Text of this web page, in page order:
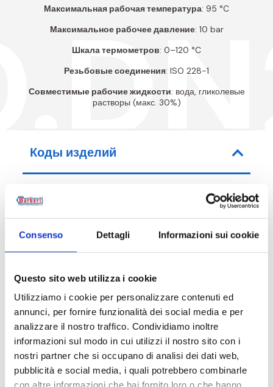
Consenso Dettagli Informazioni sui cookie
Questo sito web utilizza i cookie
Utilizziamo i cookie per personalizzare contenuti ed
annunci, per fornire funzionalità dei social media e per
analizzare il nostro traffico. Condividiamo inoltre
informazioni sul modo in cui utilizzi il nostro sito con i
nostri partner che si occupano di analisi dei dati web,
pubblicità e social media, i quali potrebbero combinarle
con altre informazioni che hai fornito loro o che hanno
Максимальная рабочая температура: 95 °C
Максимальное рабочее давление: 10 bar
Шкала термометров: 0–120 °C
Резьбовые соединения: ISO 228-1
Совместимые рабочие жидкости: вода, гликолевые
растворы (макс. 30%)
Коды изделий
Код артикула Соединительные размеры
38D0200001 G 1 RN - (G 1 M+G 3/4 F)
Описание
Документация